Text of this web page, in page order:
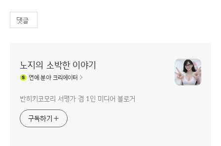
댓글
노지의 소박한 이야기
연예분야 크리에이터
반히키코모리 서평가 겸 1인 미디어 블로거
구독하기